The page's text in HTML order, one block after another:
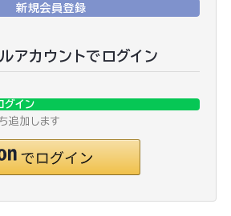
新規会員登録
アカウントでログイン
グイン
追加します